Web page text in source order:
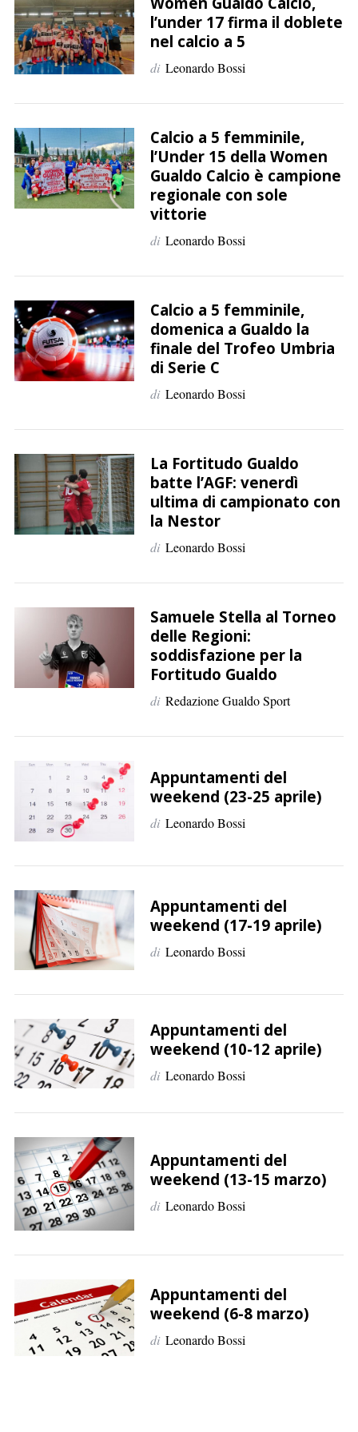
e
r
:
l’under 17 firma il doblete
nel calcio a 5
di Leonardo Bossi
Calcio a 5 femminile,
l’Under 15 della Women
Gualdo Calcio è campione
regionale con sole
vittorie
di Leonardo Bossi
Calcio a 5 femminile,
domenica a Gualdo la
finale del Trofeo Umbria
di Serie C
di Leonardo Bossi
La Fortitudo Gualdo
batte l’AGF: venerdì
ultima di campionato con
la Nestor
di Leonardo Bossi
Samuele Stella al Torneo
delle Regioni:
soddisfazione per la
Fortitudo Gualdo
di Redazione Gualdo Sport
Appuntamenti del
weekend (23-25 aprile)
di Leonardo Bossi
Appuntamenti del
weekend (17-19 aprile)
di Leonardo Bossi
Appuntamenti del
weekend (10-12 aprile)
di Leonardo Bossi
Appuntamenti del
weekend (13-15 marzo)
di Leonardo Bossi
Appuntamenti del
weekend (6-8 marzo)
di Leonardo Bossi
e
r
c
a
p
: